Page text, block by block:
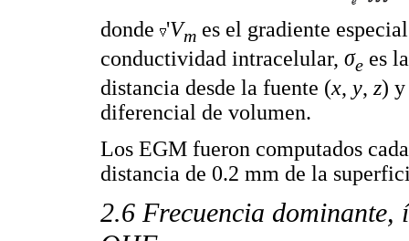
donde 'Vm es el gradiente
conductividad intracelular, σe es
distancia desde la fuente (x, y, z) y
diferencial de volumen.
Los EGM fueron computados
distancia de 0.2 mm de la
2.6 Frecuencia dominante,